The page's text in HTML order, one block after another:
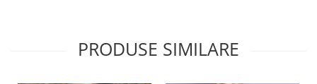
PRODUSE SIMILARE